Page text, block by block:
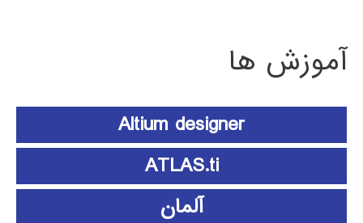
آموزش ها
Altium designer
ATLAS.ti
آلمان